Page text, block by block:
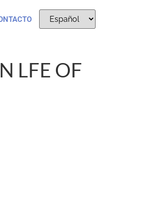
LFE OF